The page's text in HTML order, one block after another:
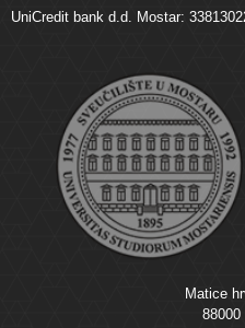
UniCredit bank d.d. Mostar:
Matice
88000